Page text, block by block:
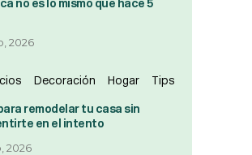
no es lo mismo que hace 5
2026
Decoración Hogar Tips
remodelar tu casa sin
en el intento
2026